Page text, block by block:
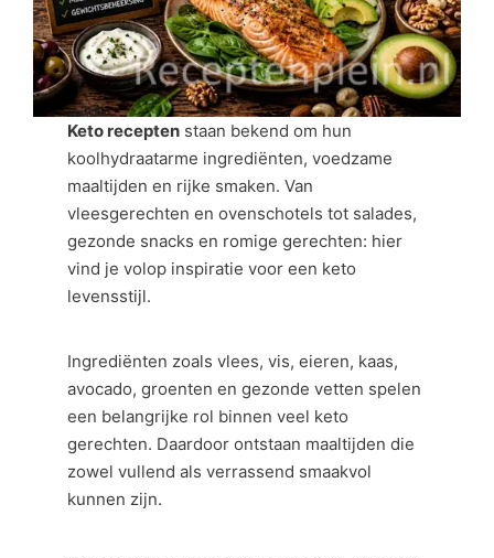
Keto recepten staan bekend om hun
koolhydraatarme ingrediënten, voedzame
maaltijden en rijke smaken. Van
vleesgerechten en ovenschotels tot salades,
gezonde snacks en romige gerechten: hier
vind je volop inspiratie voor een keto
levensstijl.
Ingrediënten zoals vlees, vis, eieren, kaas,
avocado, groenten en gezonde vetten spelen
een belangrijke rol binnen veel keto
gerechten. Daardoor ontstaan maaltijden die
zowel vullend als verrassend smaakvol
kunnen zijn.